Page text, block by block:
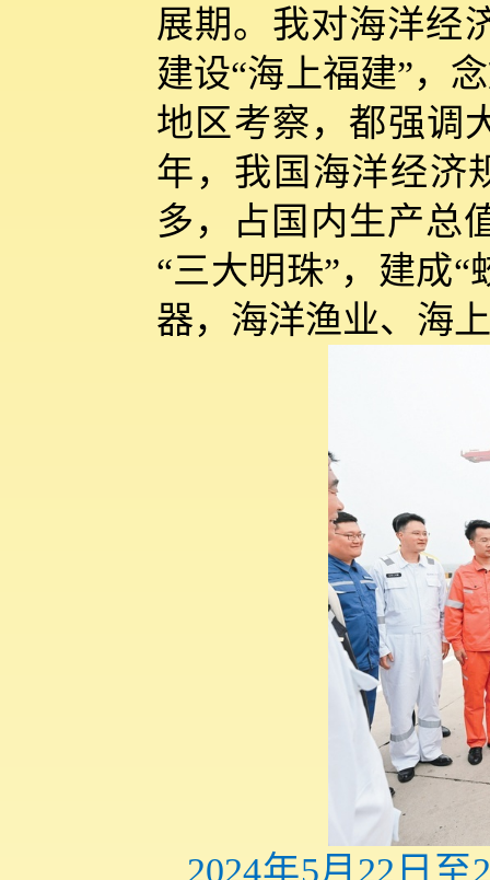
展期。我对海洋经
建设“海上福建”，
地区考察，都强调
年，我国海洋经济
多，占国内生产总
“三大明珠”，建成“
器，海洋渔业、海
2024年5月22日